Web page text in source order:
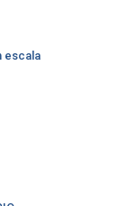
escala